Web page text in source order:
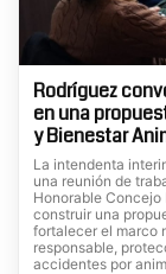
Rodríguez
en una
y Bienestar
La intendenta
una reunión de
Honorable
construir una
fortalecer el marco
responsable,
accidentes por